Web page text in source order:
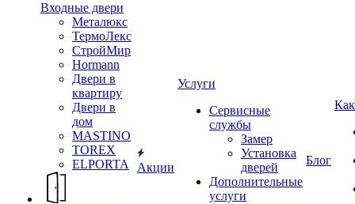
Входные двери
Металюкс
ТермоЛекс
СтройМир
Hormann
Двери в
квартиру
Двери в
дом
MASTINO
TOREX
ELPORTA
Акции
Услуги
Сервисные
службы
Замер
Установка
дверей
Дополнительные
услуги
Блог